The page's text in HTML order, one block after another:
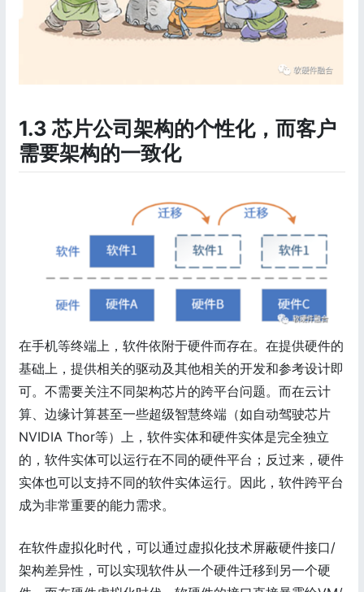
1.3 芯片公司架构的个性化，而客户
需要架构的一致化
在手机等终端上，软件依附于硬件而存在。在提供硬件的
基础上，提供相关的驱动及其他相关的开发和参考设计即
可。不需要关注不同架构芯片的跨平台问题。而在云计
算、边缘计算甚至一些超级智慧终端（如自动驾驶芯片
NVIDIA Thor等）上，软件实体和硬件实体是完全独立
的，软件实体可以运行在不同的硬件平台；反过来，硬件
实体也可以支持不同的软件实体运行。因此，软件跨平台
成为非常重要的能力需求。
在软件虚拟化时代，可以通过虚拟化技术屏蔽硬件接口/
架构差异性，可以实现软件从一个硬件迁移到另一个硬